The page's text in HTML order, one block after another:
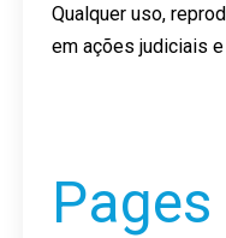
Qualquer uso,
em ações judiciais
Pages